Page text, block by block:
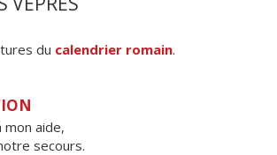
du calendrier romain.
mon aide,
secours.